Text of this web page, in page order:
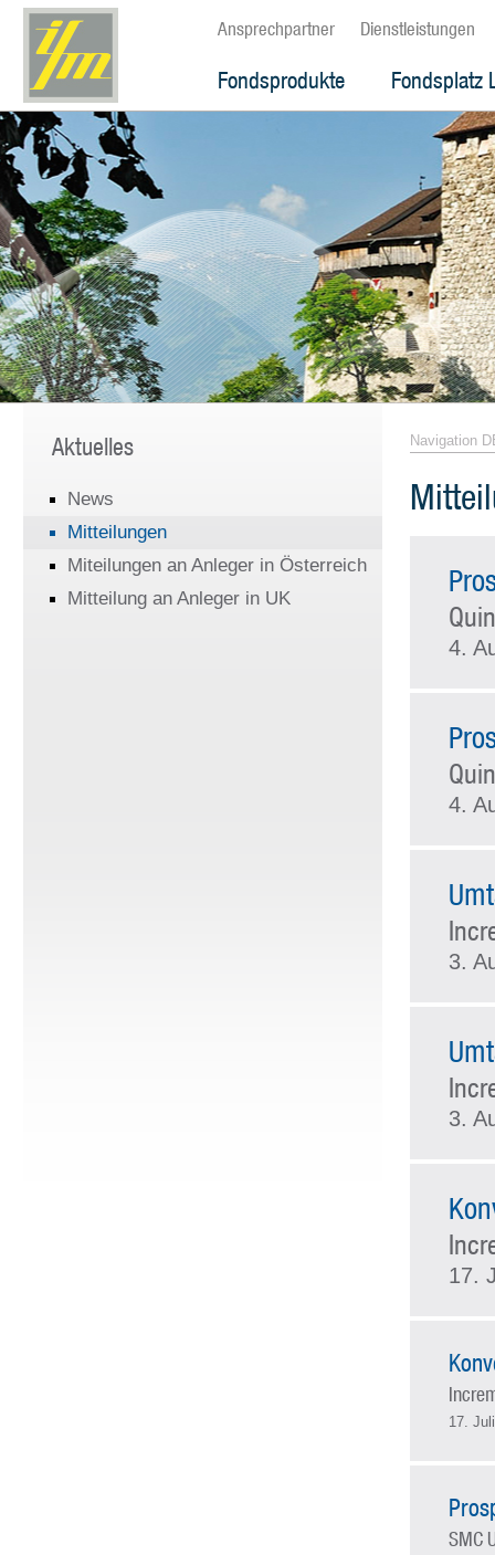
Ansprechpartner Dienstleistungen
Fondsprodukte Fondsplatz
Aktuelles
News
Mitteilungen
Miteilungen an Anleger in Österreich
Mitteilung an Anleger in UK
Navigation
4.
4.
3.
3.
17.
17.
SMC